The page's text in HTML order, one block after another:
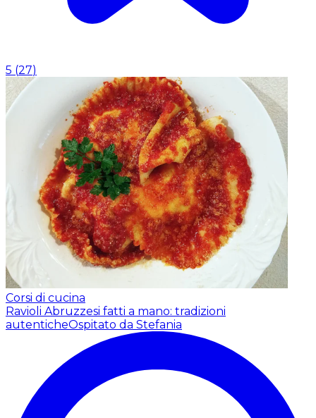
5 (27)
Corsi di cucina
Ravioli Abruzzesi fatti a mano: tradizioni
autenticheOspitato da Stefania